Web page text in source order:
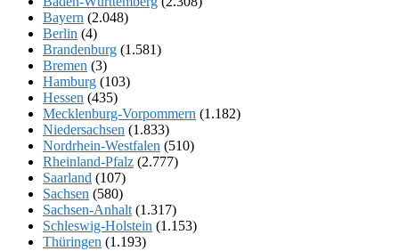
Bayern (2.048)
Berlin (4)
Brandenburg (1.581)
Bremen (3)
Hamburg (103)
Hessen (435)
Mecklenburg-Vorpommern (1.182)
Niedersachsen (1.833)
Nordrhein-Westfalen (510)
Rheinland-Pfalz (2.777)
Saarland (107)
Sachsen (580)
Sachsen-Anhalt (1.317)
Schleswig-Holstein (1.153)
Thüringen (1.193)